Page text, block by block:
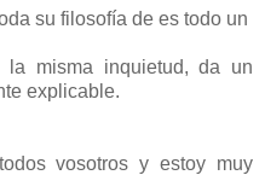
su filosofía de es todo un
la misma inquietud, da un
explicable.
vosotros y estoy muy